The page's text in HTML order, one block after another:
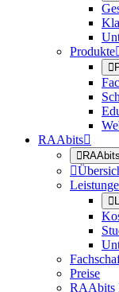
Produkte

RAAbits
RAAbits


Preise
RAAbits